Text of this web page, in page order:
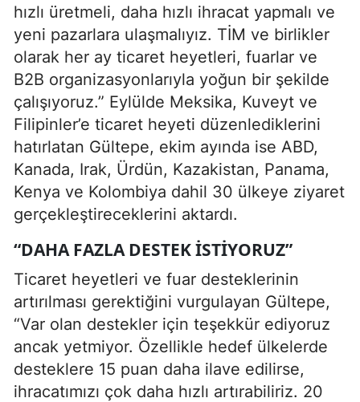
hızlı üretmeli, daha hızlı ihracat yapmalı ve
yeni pazarlara ulaşmalıyız. TİM ve birlikler
olarak her ay ticaret heyetleri, fuarlar ve
B2B organizasyonlarıyla yoğun bir şekilde
çalışıyoruz.” Eylülde Meksika, Kuveyt ve
Filipinler’e ticaret heyeti düzenlediklerini
hatırlatan Gültepe, ekim ayında ise ABD,
Kanada, Irak, Ürdün, Kazakistan, Panama,
Kenya ve Kolombiya dahil 30 ülkeye ziyaret
gerçekleştireceklerini aktardı.
“DAHA FAZLA DESTEK ISTIYORUZ”
Ticaret heyetleri ve fuar desteklerinin
artırılması gerektiğini vurgulayan Gültepe,
“Var olan destekler için teşekkür ediyoruz
ancak yetmiyor. Özellikle hedef ülkelerde
desteklere 15 puan daha ilave edilirse,
ihracatımızı çok daha hızlı artırabiliriz. 20